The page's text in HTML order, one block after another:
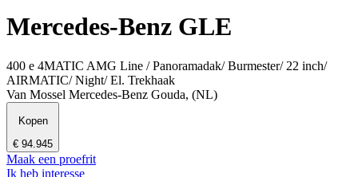
Mercedes-Benz GLE
400 e 4MATIC AMG Line / Panoramadak/ Burmester/ 22 inch/
AIRMATIC/ Night/ El. Trekhaak
Van Mossel Mercedes-Benz Gouda, (NL)
Kopen
€ 94.945
Maak een proefrit
Ik heb interesse